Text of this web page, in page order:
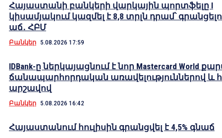
Հայաստանի բանկերի վարկային պորտֆելը I
կիսամյակում կազմել է 8,8 տրլն դրամ՝
աճ․ ՀԲՄ
Բանկեր 5.08.2026 17:59
IDBank-ը ներկայացնում է նոր Mastercard World
ճանապարհորդական առավելություններով և
արշավով
Բանկեր 5.08.2026 16:42
Հայաստանում հուլիսին գրանցվել է 4,5% գնաճ